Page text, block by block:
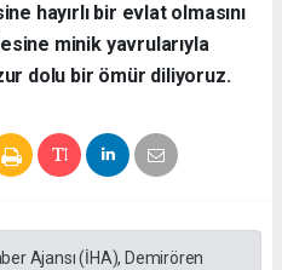
hayırlı bir evlat olmasını
minik yavrularıyla
dolu bir ömür diliyoruz.
Ajansı (İHA), Demirören